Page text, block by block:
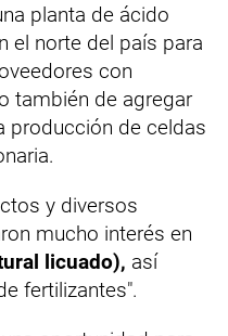
planta de ácido
el norte del país para
con
también de agregar
producción de celdas
y diversos
mucho interés en
licuado), así
fertilizantes".